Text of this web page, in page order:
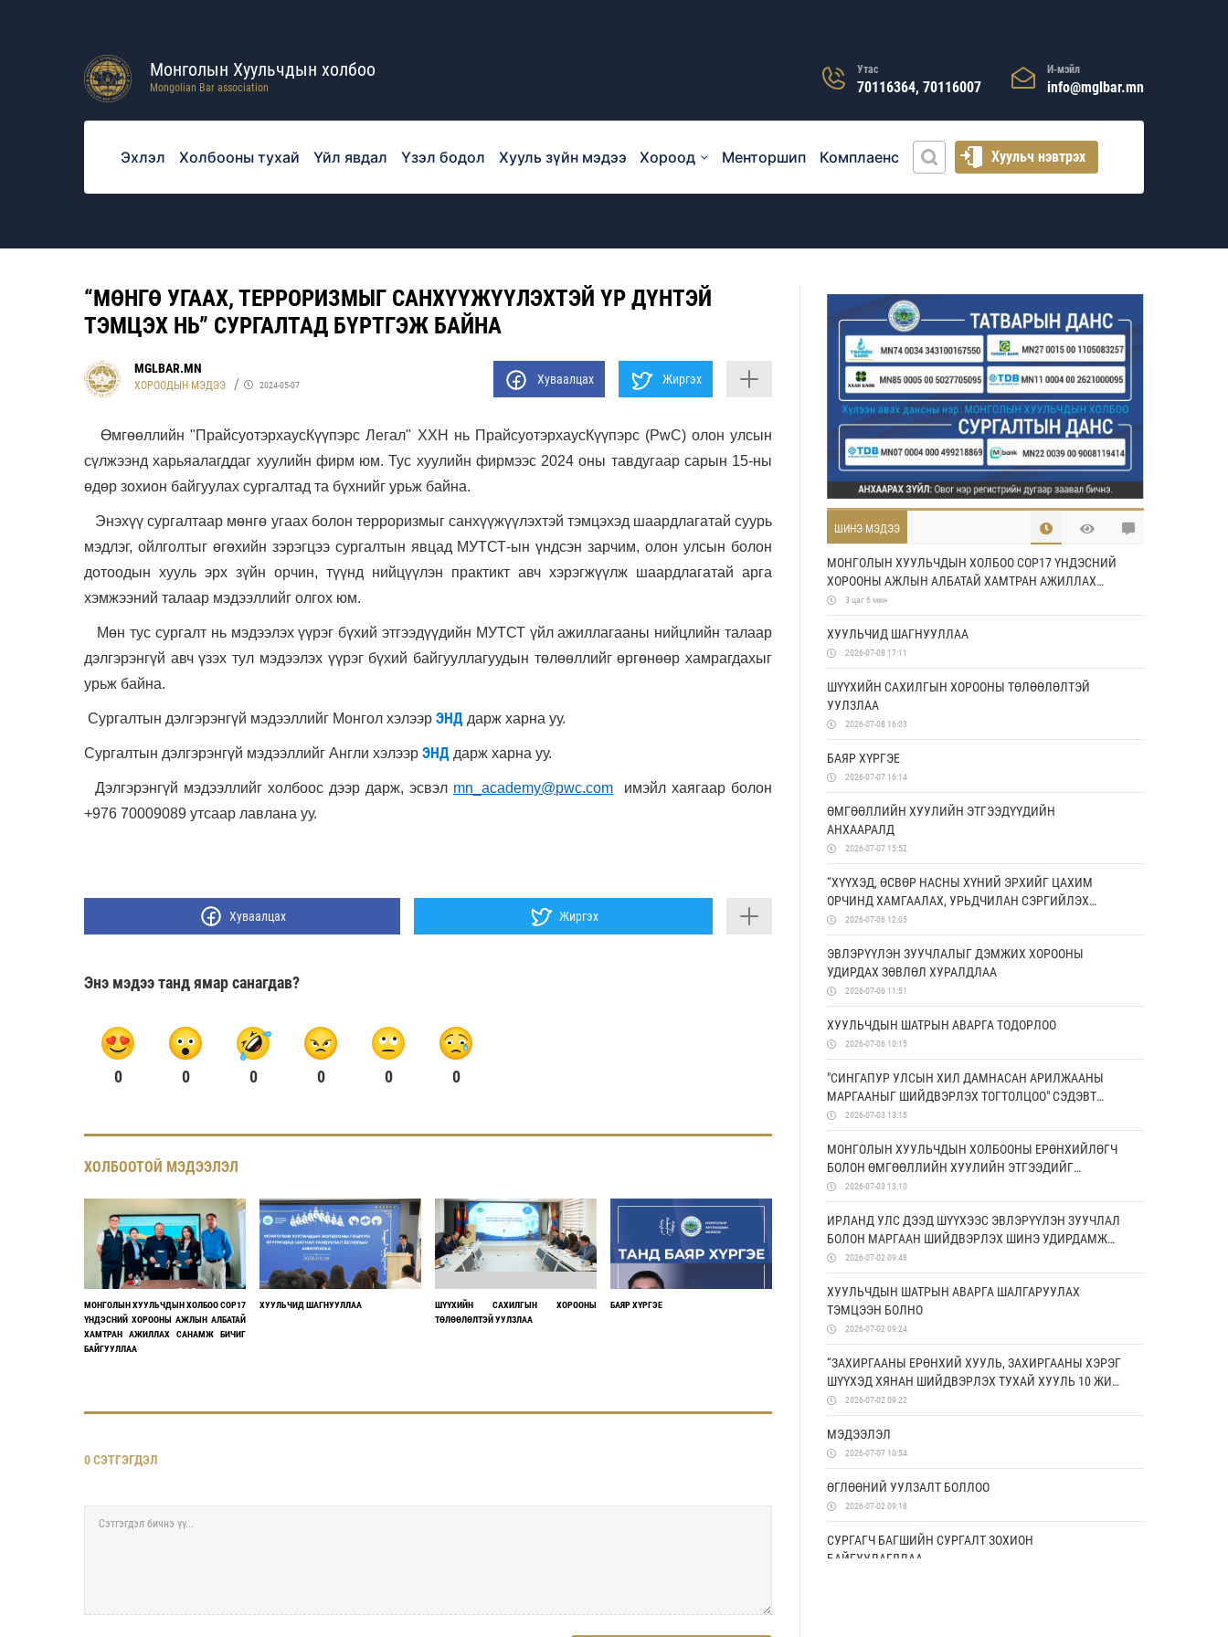
Монголын Хуульчдын холбоо
Mongolian Bar association
Утас
70116364, 70116007
И-мэйл
info@mglbar.mn
Эхлэл Холбооны тухай Үйл явдал Үзэл бодол Хууль зүйн мэдээ Хороод Менторшип Комплаенс Хуульч нэвтрэх
“МӨНГӨ УГААХ, ТЕРРОРИЗМЫГ САНХҮҮЖҮҮЛЭХТЭЙ ҮР ДҮНТЭЙ
ТЭМЦЭХ НЬ” СУРГАЛТАД БҮРТГЭЖ БАЙНА
MGLBAR.MN
ХОРООДЫН МЭДЭЭ 2024-05-07 Хуваалцах Жиргэх
Өмгөөллийн "ПрайсуотэрхаусКүүпэрс Легал" ХХН нь ПрайсуотэрхаусКүүпэрс (PwC) олон улсын
сүлжээнд харьяалагддаг хуулийн фирм юм. Тус хуулийн фирмээс 2024 оны тавдугаар сарын 15-ны
өдөр зохион байгуулах сургалтад та бүхнийг урьж байна.
Энэхүү сургалтаар мөнгө угаах болон терроризмыг санхүүжүүлэхтэй тэмцэхэд шаардлагатай суурь
мэдлэг, ойлголтыг өгөхийн зэрэгцээ сургалтын явцад МУТСТ-ын үндсэн зарчим, олон улсын болон
дотоодын хууль эрх зүйн орчин, түүнд нийцүүлэн практикт авч хэрэгжүүлж шаардлагатай арга
хэмжээний талаар мэдээллийг олгох юм.
Мөн тус сургалт нь мэдээлэх үүрэг бүхий этгээдүүдийн МУТСТ үйл ажиллагааны нийцлийн талаар
дэлгэрэнгүй авч үзэх тул мэдээлэх үүрэг бүхий байгууллагуудын төлөөллийг өргөнөөр хамрагдахыг
урьж байна.
Сургалтын дэлгэрэнгүй мэдээллийг Монгол хэлээр ЭНД дарж харна уу.
Сургалтын дэлгэрэнгүй мэдээллийг Англи хэлээр ЭНД дарж харна уу.
Дэлгэрэнгүй мэдээллийг холбоос дээр дарж, эсвэл mn_academy@pwc.com имэйл хаягаар болон
+976 70009089 утсаар лавлана уу.
Хуваалцах Жиргэх
Энэ мэдээ танд ямар санагдав?
0 0 0 0 0 0
ХОЛБООТОЙ МЭДЭЭЛЭЛ
МОНГОЛЫН ХУУЛЬЧДЫН ХОЛБОО COP17
ҮНДЭСНИЙ ХОРООНЫ АЖЛЫН АЛБАТАЙ
ХАМТРАН АЖИЛЛАХ САНАМЖ БИЧИГ
БАЙГУУЛЛАА
ХУУЛЬЧИД ШАГНУУЛЛАА
ШҮҮХИЙН САХИЛГЫН ХОРООНЫ
ТӨЛӨӨЛӨЛТЭЙ УУЛЗЛАА
БАЯР ХҮРГЭЕ
0 СЭТГЭГДЭЛ
ШИНЭ МЭДЭЭ
МОНГОЛЫН ХУУЛЬЧДЫН ХОЛБОО COP17 ҮНДЭСНИЙ
ХОРООНЫ АЖЛЫН АЛБАТАЙ ХАМТРАН АЖИЛЛАХ
САНАМЖ БИЧИГ БАЙГУУЛЛАА
3 цаг 6 мин
ХУУЛЬЧИД ШАГНУУЛЛАА
2026-07-08 17:11
ШҮҮХИЙН САХИЛГЫН ХОРООНЫ ТӨЛӨӨЛӨЛТЭЙ
УУЛЗЛАА
2026-07-08 16:03
БАЯР ХҮРГЭЕ
2026-07-07 16:14
ӨМГӨӨЛЛИЙН ХУУЛИЙН ЭТГЭЭДҮҮДИЙН
АНХААРАЛД
2026-07-07 15:52
“ХҮҮХЭД, ӨСВӨР НАСНЫ ХҮНИЙ ЭРХИЙГ ЦАХИМ
ОРЧИНД ХАМГААЛАХ, УРЬДЧИЛАН СЭРГИЙЛЭХ
БОЛОН ЭРХ ЗҮЙН МЭДЛЭГИЙГ НЭМЭГДҮҮЛЭХ НЬ”
ТӨСӨЛД ХАМТРАН АЖИЛЛАНА
2026-07-06 12:05
ЭВЛЭРҮҮЛЭН ЗУУЧЛАЛЫГ ДЭМЖИХ ХОРООНЫ
УДИРДАХ ЗӨВЛӨЛ ХУРАЛДЛАА
2026-07-06 11:51
ХУУЛЬЧДЫН ШАТРЫН АВАРГА ТОДОРЛОО
2026-07-06 10:15
"СИНГАПУР УЛСЫН ХИЛ ДАМНАСАН АРИЛЖААНЫ
МАРГААНЫГ ШИЙДВЭРЛЭХ ТОГТОЛЦОО" СЭДЭВТ
СУРГАЛТ БОЛЛОО
2026-07-03 13:15
МОНГОЛЫН ХУУЛЬЧДЫН ХОЛБООНЫ ЕРӨНХИЙЛӨГЧ
БОЛОН ӨМГӨӨЛЛИЙН ХУУЛИЙН ЭТГЭЭДИЙГ
ДЭМЖИХ ХОРООНЫ УДИРДАХ ЗӨВЛӨЛИЙН ГИШҮҮД
ЯПОН УЛСАД АЛБАН АЙЛЧЛАЛ ХИЙЛЭЭ
2026-07-03 13:10
ИРЛАНД УЛС ДЭЭД ШҮҮХЭЭС ЭВЛЭРҮҮЛЭН ЗУУЧЛАЛ
БОЛОН МАРГААН ШИЙДВЭРЛЭХ ШИНЭ УДИРДАМЖ
ХЭРЭГЖҮҮЛЖ ЭХЭЛЛЭЭ
2026-07-02 09:48
ХУУЛЬЧДЫН ШАТРЫН АВАРГА ШАЛГАРУУЛАХ
ТЭМЦЭЭН БОЛНО
2026-07-02 09:24
“ЗАХИРГААНЫ ЕРӨНХИЙ ХУУЛЬ, ЗАХИРГААНЫ ХЭРЭГ
ШҮҮХЭД ХЯНАН ШИЙДВЭРЛЭХ ТУХАЙ ХУУЛЬ 10 ЖИЛ:
ҮР ДҮН, ХЭТИЙН ЧИГ ХАНДЛАГА” СИМПОЗИУМААС
ГАРГАСАН ЗӨВЛӨМЖ
2026-07-02 09:22
МЭДЭЭЛЭЛ
2026-07-07 10:54
ӨГЛӨӨНИЙ УУЛЗАЛТ БОЛЛОО
2026-07-02 09:18
СУРГАГЧ БАГШИЙН СУРГАЛТ ЗОХИОН
БАЙГУУЛАГДЛАА